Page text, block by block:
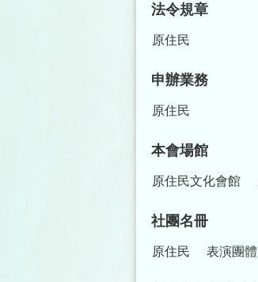
法令規章
原住民
申辦業務
原住民
本會場館
原住民文化會館
社團名冊
原住民 表演團體